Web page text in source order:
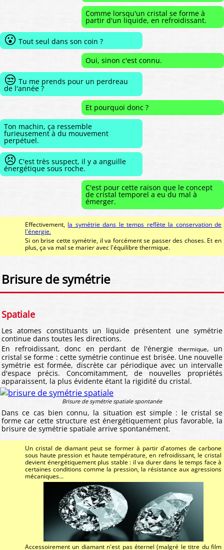
Comme lorsqu'un cristal se forme à
partir d'un liquide, en refroidissant.
😮 Tout seul dans son coin ?
Oui, sinon c'est connu.
😒 Tu me prends pour un perdreau
de l'année ?
Et pourquoi donc ?
Ton machin, ça ressemble
furieusement à du mouvement
perpétuel.
😣 C'est très suspect, il y a anguille
énergétique sous roche.
C'est pour cette raison que le concept
de cristal temporel a eu du mal à
émerger.
Effectivement, la symétrie dans le temps reflète la conservation de
l'énergie.
Si on brise cette symétrie, il va forcément se passer des choses. Et en
plus, ça va mal se marier avec l'équilibre thermique.
Brisure de symétrie
Spatiale
Les atomes constituants un liquide présentent une symétrie
continue dans toutes les directions.
En refroidissant, donc en perdant de l'énergie
thermique, un
cristal se forme : cette symétrie continue est brisée. Une nouvelle
symétrie est formée, discrète car périodique avec un intervalle
d'espace précis. Concomitamment, de nouvelles propriétés
apparaissent, la plus évidente étant la rigidité du cristal.
Brisure de symétrie spatiale spontanée
Dans ce cas bien connu, la situation est simple : le cristal se
forme car cette structure est énergétiquement plus favorable, la
brisure de symétrie spatiale arrive spontanément.
Un cristal de diamant peut se former à partir d'atomes de carbone
sous haute pression et haute température, en refroidissant, le cristal
devient énergétiquement plus stable : il va durer dans le temps face à
certaines conditions comme la pression, la résistance aux agressions
mécaniques...
Accessoirement un diamant n'est pas éternel (malgré le titre du film